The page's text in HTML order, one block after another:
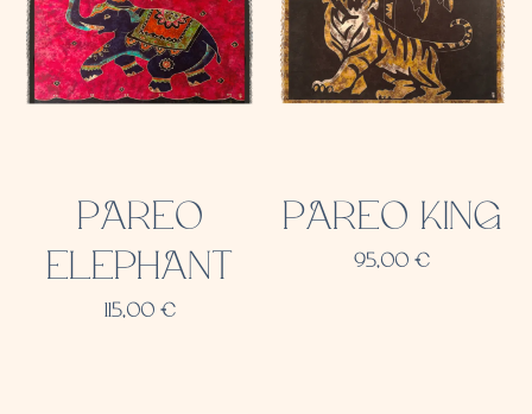
PAREO
ELEPHANT
115,00 €
PAREO KING
95,00€